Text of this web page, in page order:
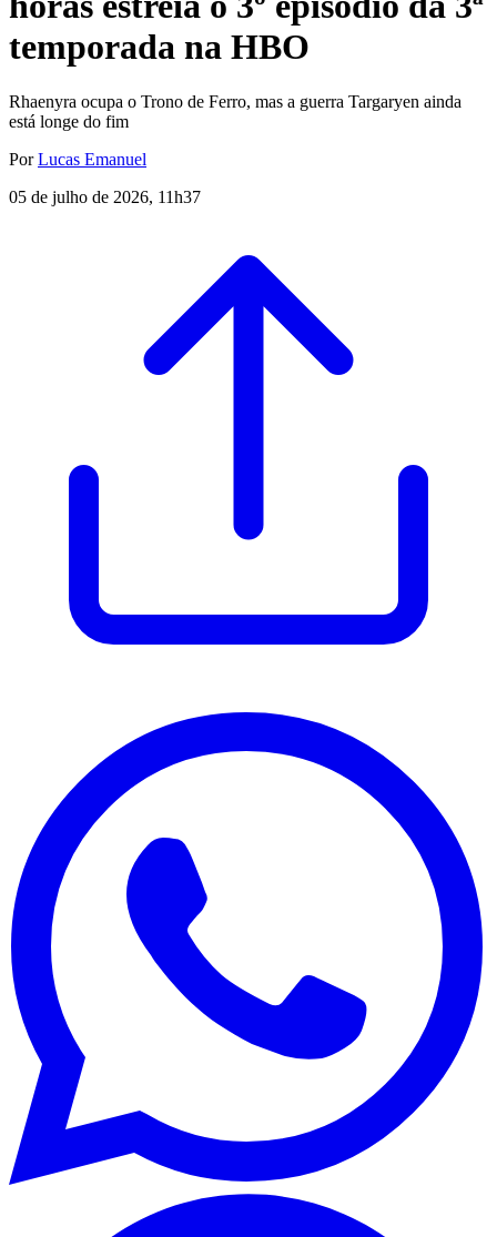
temporada na HBO
Rhaenyra ocupa o Trono de Ferro, mas a guerra Targaryen ainda
está longe do fim
PorLucas Emanuel
05 de julho de 2026, 11h37